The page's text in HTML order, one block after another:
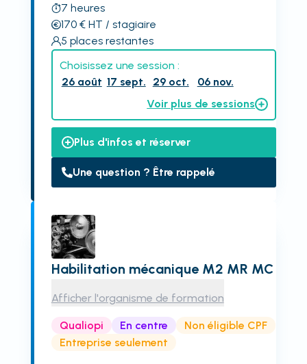
7 heures
170€ HT / stagiaire
5 places restantes
Choisissez une session :
26 août 17 sept. 29 oct.
06 nov.
Voir plus de sessions
Plus d'infos et réserver
Une question ? Être rappelé
Habilitation mécanique M2 MR MC
Afficher l'organisme de formation
Qualiopi En centre
Non éligible CPF
Entreprise seulement